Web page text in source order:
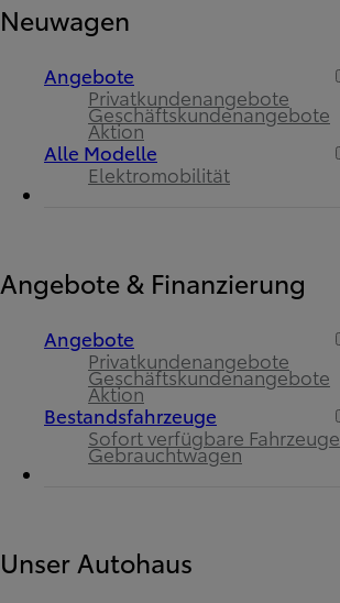
Neuwagen
Angebote
Privatkundenangebote
Geschäftskundenangebote
Aktion
Alle Modelle
Elektromobilität
Angebote & Finanzierung
Angebote
Privatkundenangebote
Geschäftskundenangebote
Aktion
Bestandsfahrzeuge
Sofort verfügbare Fahrzeuge
Gebrauchtwagen
Unser Autohaus